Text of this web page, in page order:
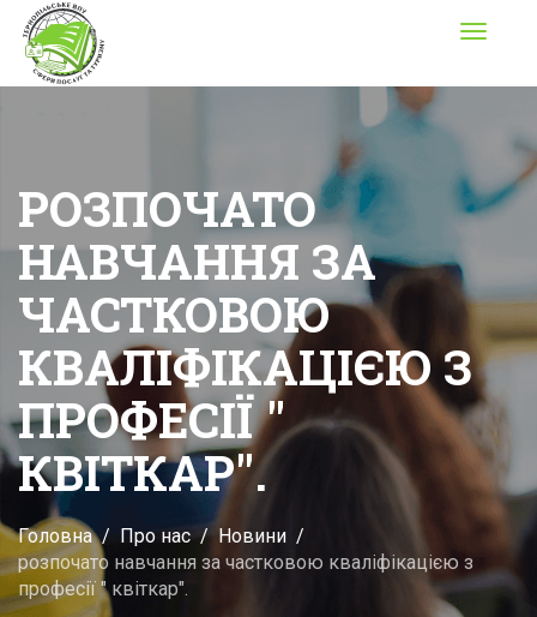
Toggle
РОЗПОЧАТО
НАВЧАННЯ ЗА
ЧАСТКОВОЮ
КВАЛІФІКАЦІЄЮ З
ПРОФЕСІЇ "
КВІТКАР".
Головна Про нас
Новини
розпочато навчання за частковою кваліфікацією з
професії " квіткар".